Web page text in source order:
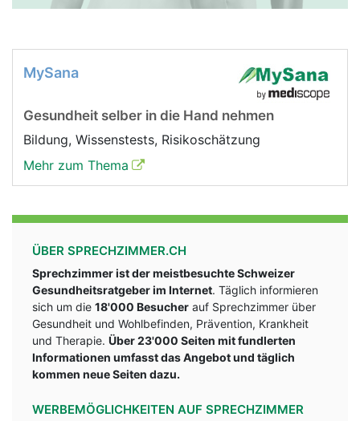
MySana
Gesundheit selber in die Hand nehmen
Bildung, Wissenstests, Risikoschätzung
Mehr zum Thema
ÜBER SPRECHZIMMER.CH
Sprechzimmer ist der meistbesuchte Schweizer
Gesundheitsratgeber im Internet. Täglich informieren
sich um die 18'000 Besucher auf Sprechzimmer über
Gesundheit und Wohlbefinden, Prävention, Krankheit
und Therapie. Über 23'000 Seiten mit fundlerten
Informationen umfasst das Angebot und täglich
kommen neue Seiten dazu.
WERBEMÖGLICHKEITEN AUF SPRECHZIMMER